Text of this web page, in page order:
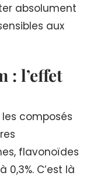
absolument
aux
: l’effet
composés
flavonoïdes
C’est là